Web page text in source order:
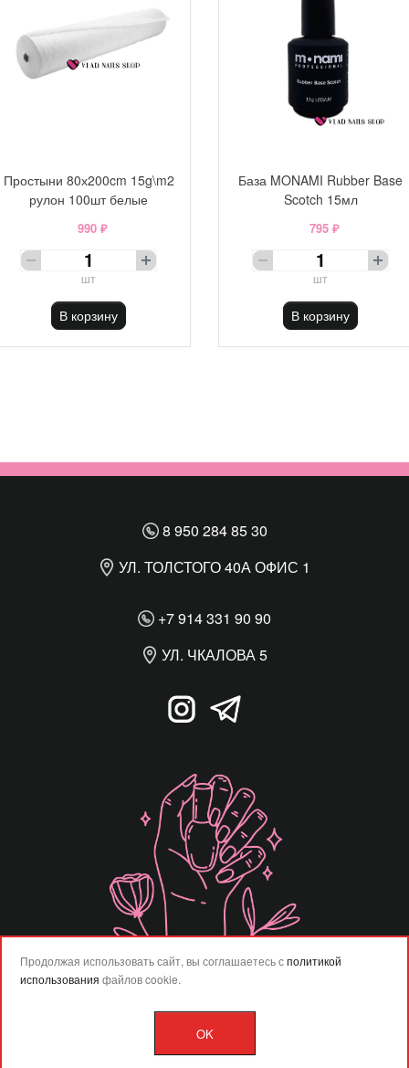
Простыни 80х200cm 15g\m2
рулон 100шт белые
990 ₽
шт
В корзину
База MONAMI Rubber Base
Scotch 15мл
795 ₽
шт
В корзину
8 950 284 85 30
УЛ. ТОЛСТОГО 40А ОФИС 1
+7 914 331 90 90
УЛ. ЧКАЛОВА 5
Разработка сайта –
Продолжая использовать сайт, вы соглашаетесь сполитикой
использования файлов cookie.
OK